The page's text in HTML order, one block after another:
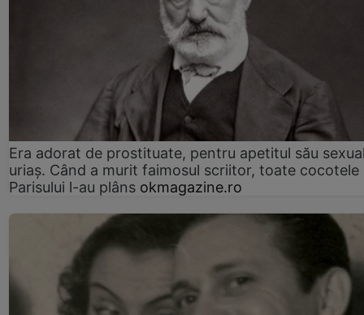
Era adorat de prostituate, pentru apetitul său
uriaș. Când a murit faimosul scriitor, toate cocotele
Parisului l-au plâns okmagazine.ro